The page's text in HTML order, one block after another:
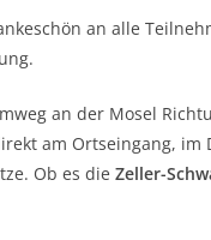
an alle
an der Mosel
am Ortseingang, im
Ob es die Zeller-